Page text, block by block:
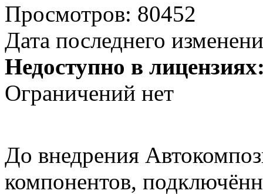
Просмотров: 80452
Дата последнего
Недоступно в
Ограничений нет
До внедрения
компонентов,